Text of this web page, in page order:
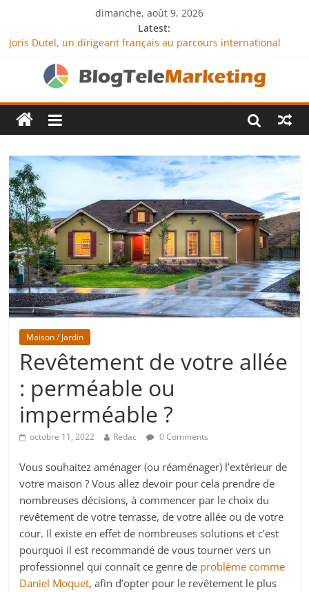
dimanche, août 9, 2026
Latest:
Joris Dutel, un dirigeant français au parcours international
Agria Assurance Animaux : comment l’entreprise se
démarque-t-elle de la concurrence ?
JCA Academy : l’excellence au service de l’indépendance
financière
Denis Bouclon : la diplomatie éducative comme moteur de
Next Terra International : des solutions logistiques au service
du commerce international
Maison / Jardin
Revêtement de votre allée
: perméable ou
imperméable ?
octobre 11, 2022 Redac 0 Comments
Vous souhaitez aménager (ou réaménager) l’extérieur de
votre maison ? Vous allez devoir pour cela prendre de
nombreuses décisions, à commencer par le choix du
revêtement de votre terrasse, de votre allée ou de votre
cour. Il existe en effet de nombreuses solutions et c’est
pourquoi il est recommandé de vous tourner vers un
professionnel qui connaît ce genre de problème comme
Daniel Moquet, afin d’opter pour le revêtement le plus